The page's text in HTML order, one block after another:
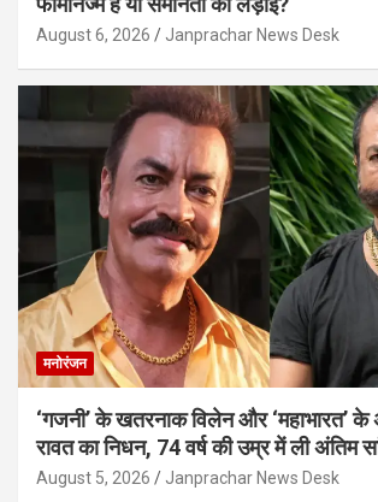
August 6, 2026 Janprachar News Desk
मनोरंजन
‘गजनी’ के खतरनाक विलेन और ‘महाभारत’ के
रावत का निधन, 74 वर्ष की उम्र में ली अंतिम
August 5, 2026 Janprachar News Desk